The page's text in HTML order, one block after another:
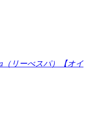
リーべスパ）【オイ